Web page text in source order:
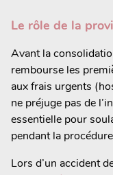
Le rôle de la
Avant la
rembourse les
aux frais urgents
ne préjuge pas de
essentielle pour
pendant la
Lors d’un accident